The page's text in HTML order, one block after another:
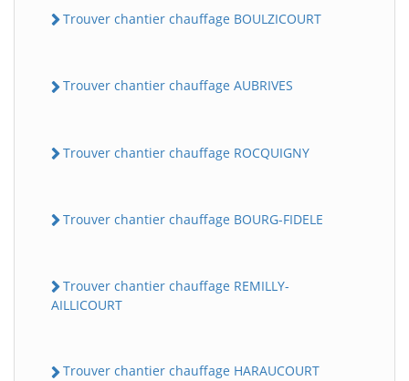
Trouver chantier chauffage BOULZICOURT
Trouver chantier chauffage AUBRIVES
Trouver chantier chauffage ROCQUIGNY
Trouver chantier chauffage BOURG-FIDELE
Trouver chantier chauffage REMILLY-
AILLICOURT
Trouver chantier chauffage HARAUCOURT